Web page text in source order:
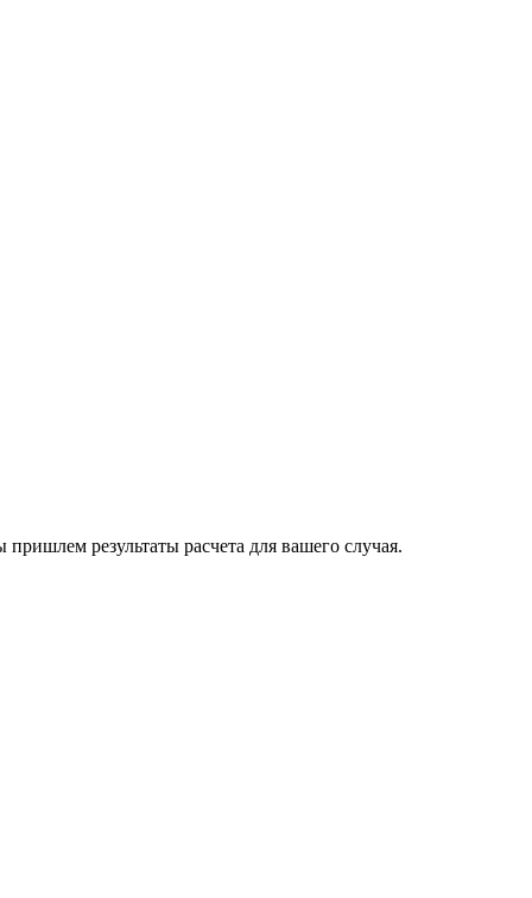
результаты расчета для вашего случая.